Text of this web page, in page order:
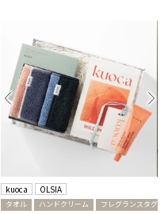
kuoca OLSIA
タオル ハンドクリーム フレグランスタグ